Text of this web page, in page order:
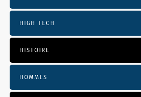
HIGH TECH
HISTOIRE
HOMMES